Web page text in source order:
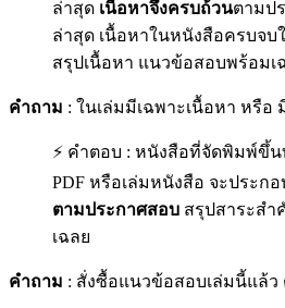
ล่าสุด เนื้อหาจึงครบถ้วนตามป
ล่าสุด เนื้อหาในหนังสือครบจบ
สรุปเนื้อหา แนวข้อสอบพร้อมเ
คำถาม : ในเล่มมีเฉพาะเนื้อหา หรือ
⚡ คำตอบ : หนังสือที่จัดพิมพ์ขึ้
PDF หรือเล่มหนังสือ จะประกอ
ตามประกาศสอบ สรุปสาระส
เฉลย
คำถาม : สั่งซื้อแนวข้อสอบเล่มนี้แล้ว